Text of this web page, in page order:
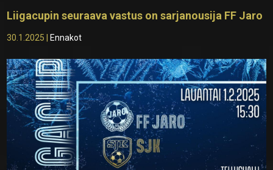
Liigacupin seuraava vastus on sarjanousija FF Jaro
30.1.2025 Ennakot